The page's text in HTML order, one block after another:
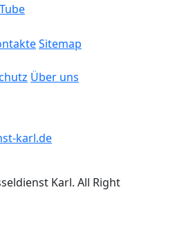
Sitemap
Über uns
karl.de
Karl. All Right